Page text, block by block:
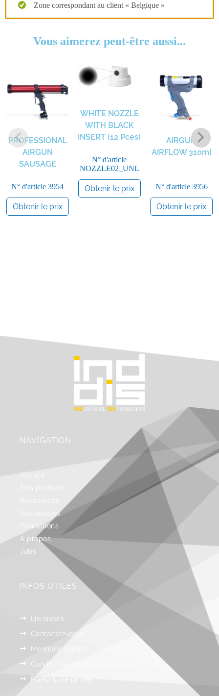
Zone correspondant au client « Belgique »
Vous aimerez peut-être aussi...
PROFESSIONAL
AIRGUN
SAUSAGE
N° d'article 3954
Obtenir le prix
WHITE NOZZLE
WITH BLACK
INSERT (12 Pces)
N° d'article
NOZZLE02_UNL
Obtenir le prix
AIRGUN
AIRFLOW 310ml
N° d'article 3956
Obtenir le prix
NAVIGATION
Accueil
Nouveautés
Promotions
À propos
Jobs
INFOS UTILES
Livraisons
Contactez-nous
Mentions légales
Conditions générales de vente
RGPD & vie privée